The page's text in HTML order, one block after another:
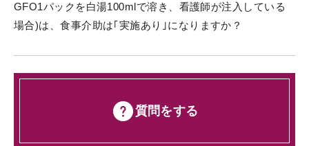
GFO1パックを白湯100mlで溶き、看護師が注入している
場合)は、食事介助は｢実施あり｣になりますか？
質問をする